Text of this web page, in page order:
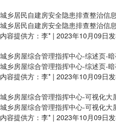
城乡居民自建房安全隐患排查整治信
城乡居民自建房安全隐患排查整治信
内容提供方：李* | 2023年10月09日
城乡房屋综合管理指挥中心-综述页-
城乡房屋综合管理指挥中心-综述页-
内容提供方：李* | 2023年10月09日
城乡房屋综合管理指挥中心-可视化
城乡房屋综合管理指挥中心-可视化大
内容提供方：李* | 2023年10月09日